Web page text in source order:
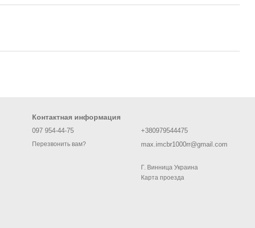
Контактная информация
097 954-44-75
Перезвонить вам?
+380979544475
max.imcbr1000rr@gmail.com
Г. Винница Украина
Карта проезда